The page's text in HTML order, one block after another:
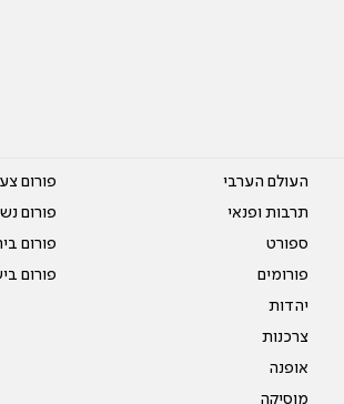
העולם הערבי
תרבות ופנאי
ספורט
פורומים
יהדות
צרכנות
אופנה
מוסיקה
פורום
פורום
פורום
פורום